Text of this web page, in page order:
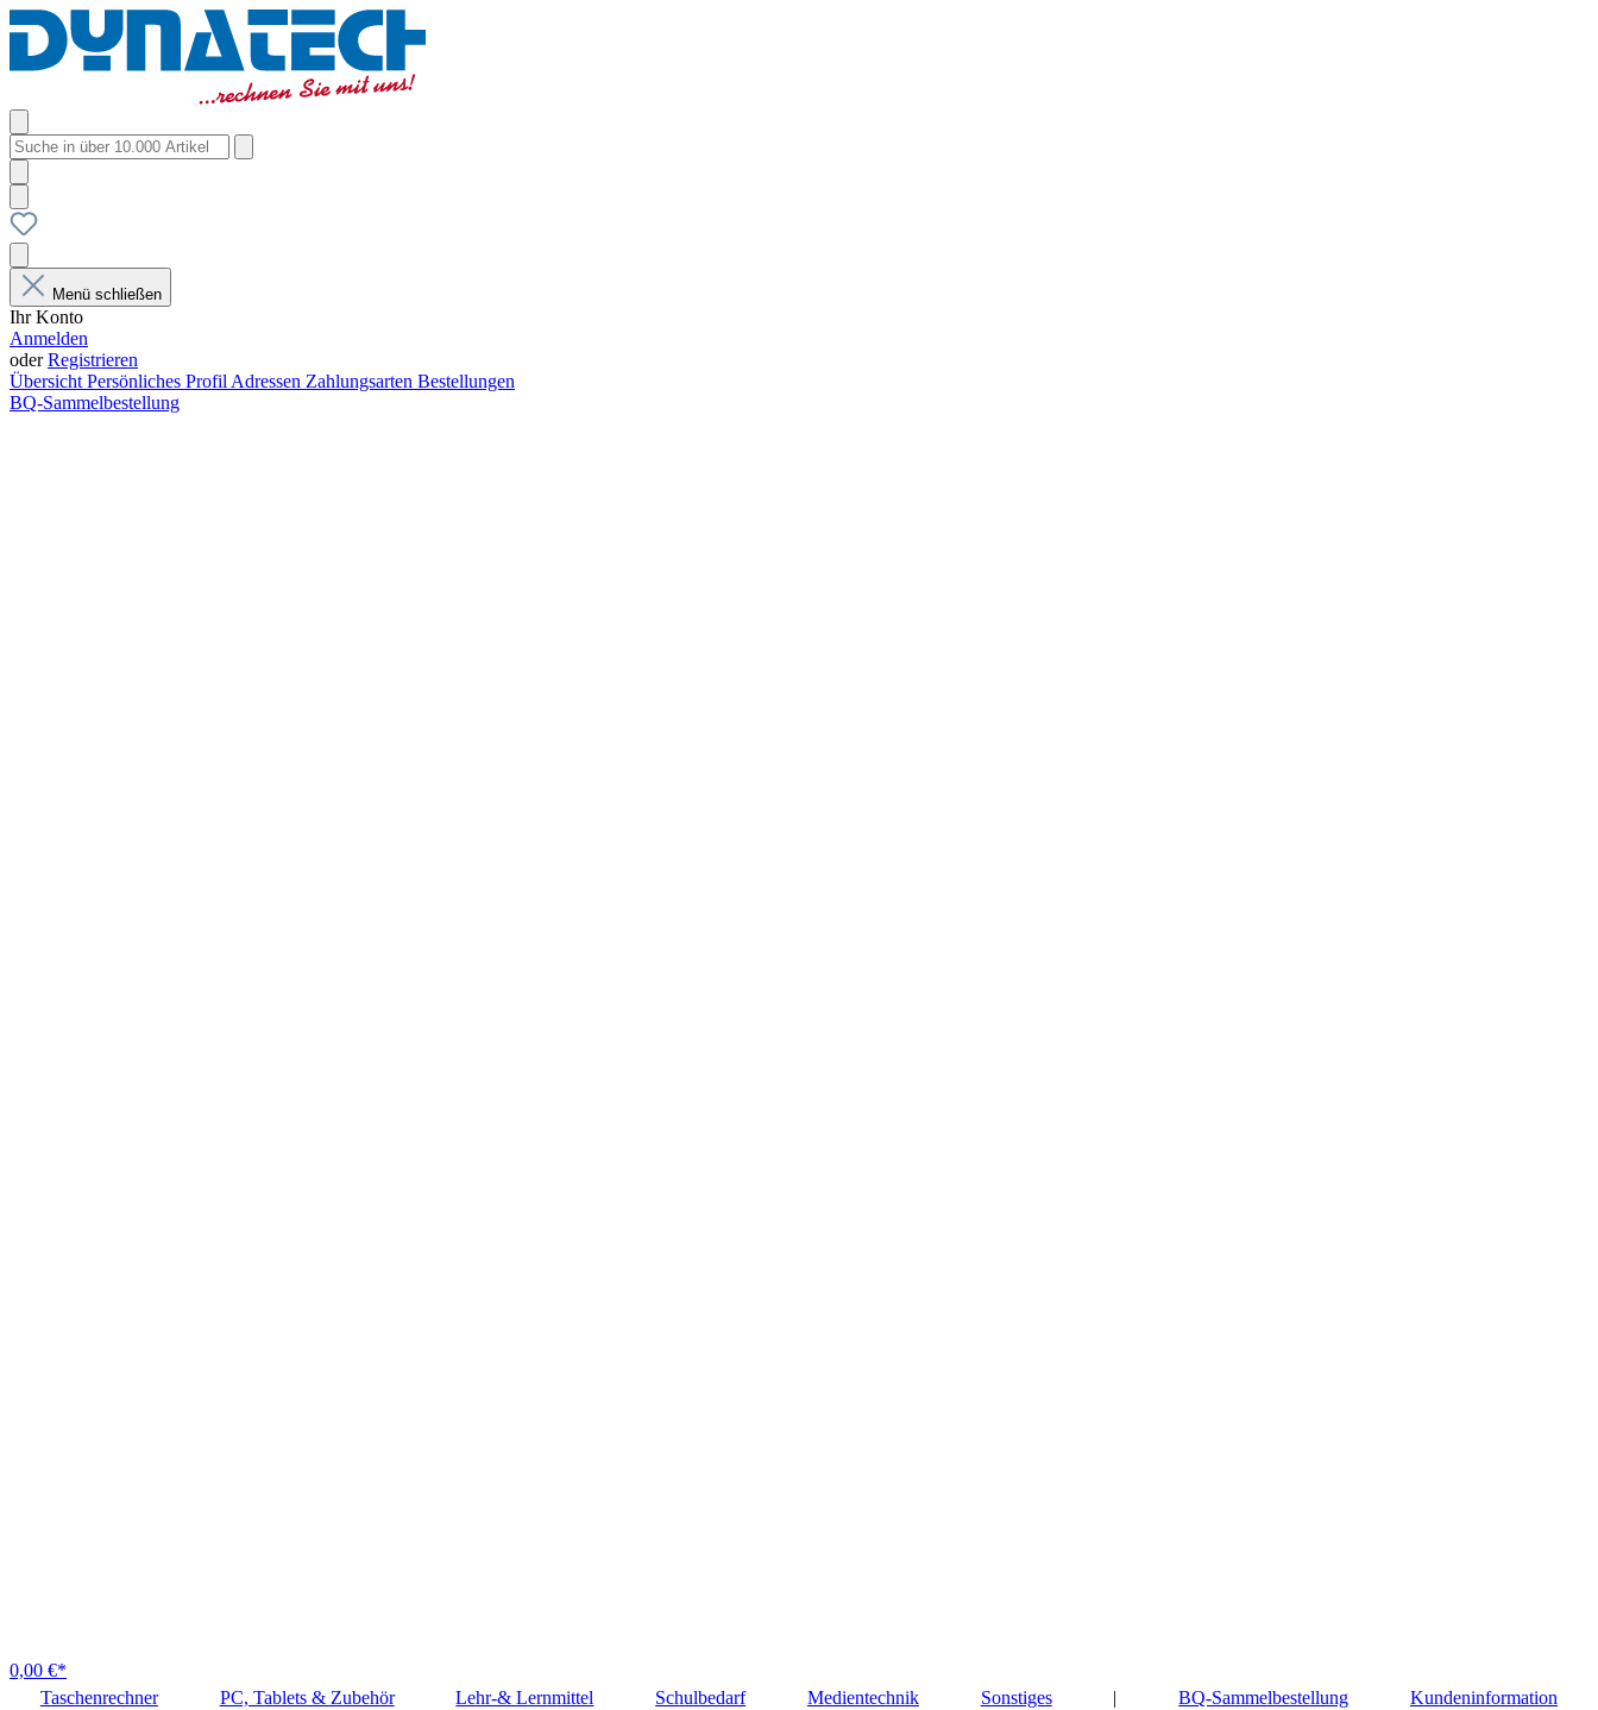
Menü schließen
Ihr Konto
Anmelden
oderRegistrieren
Übersicht Persönliches Profil Adressen Zahlungsarten Bestellungen
BQ-Sammelbestellung
0,00 €*
Taschenrechner
PC, Tablets & Zubehör Lehr-& Lernmittel Schulbedarf Medientechnik Sonstiges | BQ-Sammelbestellung Kundeninformation